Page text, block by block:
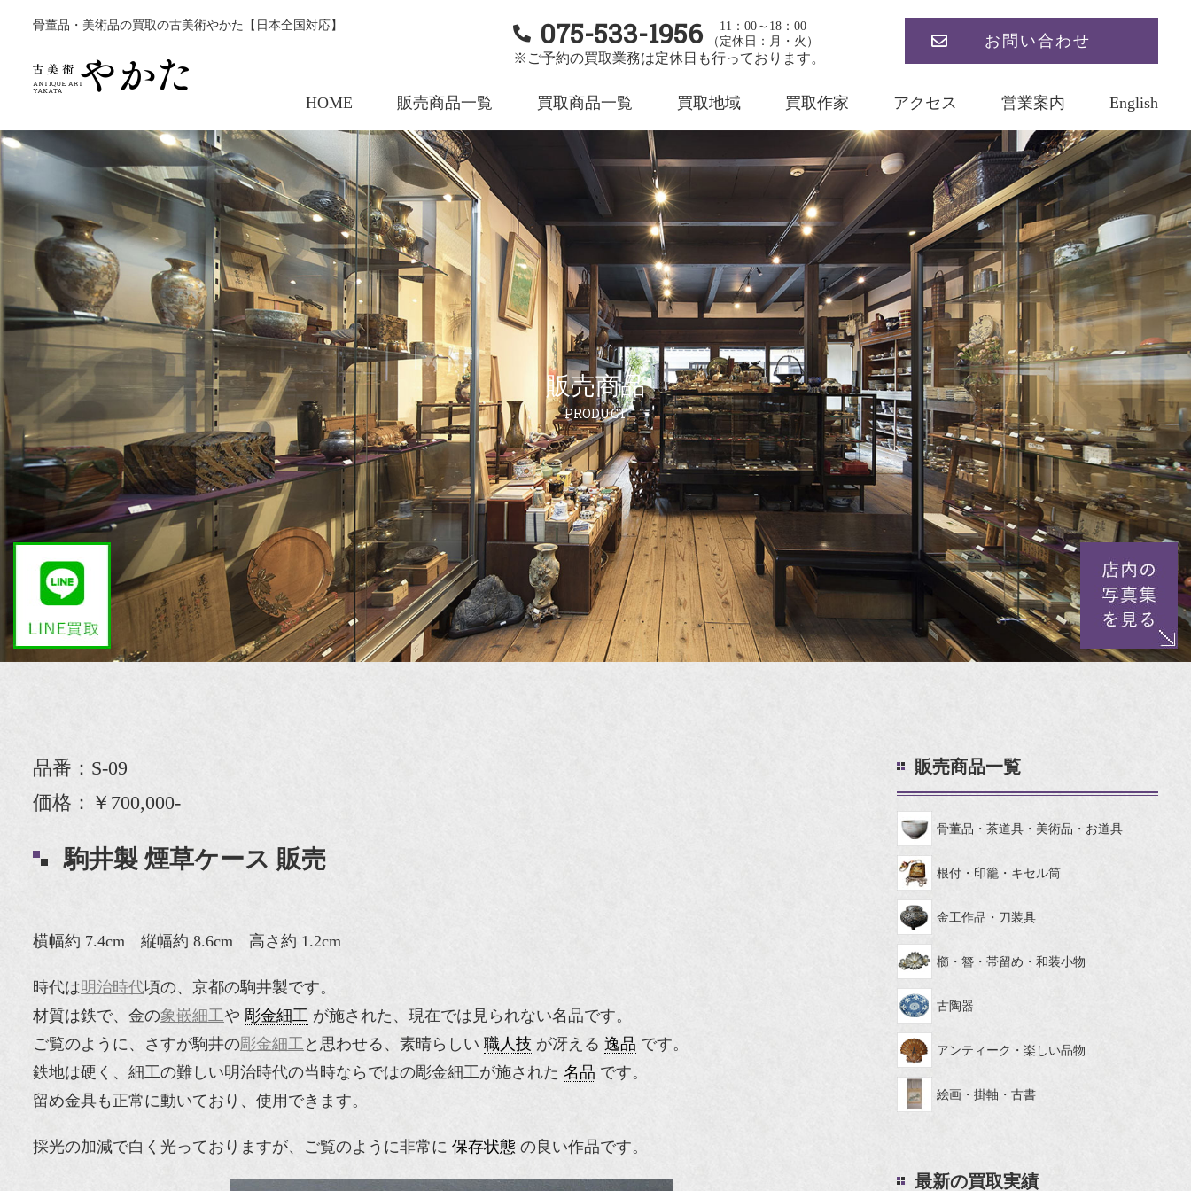
骨董品・美術品の買取の古美術やかた【日本全国対応】 075-533-1956
11：00～18：00
（定休日：月・火）
※ご予約の買取業務は定休日も行っております。
お問い合わせ
HOME 販売商品一覧 買取商品一覧 買取地域 買取作家 アクセス 営業案内 English
販売商品
PRODUCT
品番：S-09
価格：￥700,000-
駒井製 煙草ケース 販売
横幅約 7.4cm 縦幅約 8.6cm 高さ約 1.2cm
時代は明治時代頃の、京都の駒井製です。
材質は鉄で、金の象嵌細工や 彫金細工 が施された、現在では見られない名品です。
ご覧のように、さすが駒井の彫金細工 と思わせる、素晴らしい 職人技 が冴える 逸品 です。
鉄地は硬く、細工の難しい明治時代の当時ならではの彫金細工が施された 名品 です。
留め金具も正常に動いており、使用できます。
採光の加減で白く光っておりますが、ご覧のように非常に 保存状態 の良い作品です。
販売商品一覧
骨董品・茶道具・美術品・お道具
根付・印籠・キセル筒
金工作品・刀装具
櫛・簪・帯留め・和装小物
古陶器
アンティーク・楽しい品物
絵画・掛軸・古書
最新の買取実績